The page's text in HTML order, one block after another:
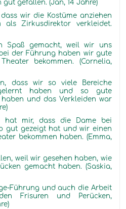
gefallen. (Jan, 14 Jahre)
wir die Kostüme anziehen
Zirkusdirektor verkleidet.
Spaß gemacht, weil wir uns
der Führung haben wir gute
bekommen. (Cornelia,
dass wir so viele Bereiche
haben und so gute
und das Verkleiden war
hat mir, dass die Dame bei
gut gezeigt hat und wir einen
bekommen haben. (Emma,
weil wir gesehen haben, wie
gemacht haben. (Saskia,
Führung und auch die Arbeit
Frisuren und Perücken,